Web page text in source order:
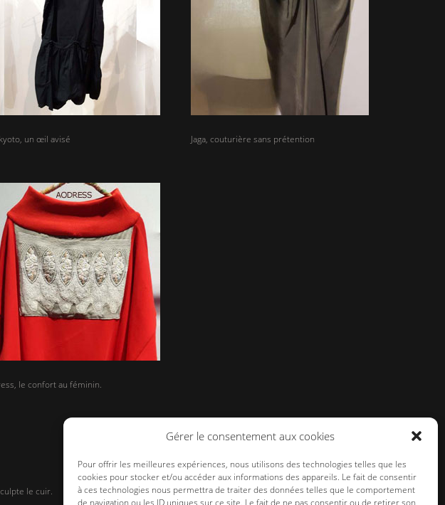
Gérer le consentement aux cookies
Pour offrir les meilleures expériences, nous utilisons des technologies telles que les
cookies pour stocker et/ou accéder aux informations des appareils. Le fait de consentir
à ces technologies nous permettra de traiter des données telles que le comportement
de navigation ou les ID uniques sur ce site. Le fait de ne pas consentir ou de retirer son
un œil avisé Jaga, couturière sans prétention
le confort au féminin.
le cuir.